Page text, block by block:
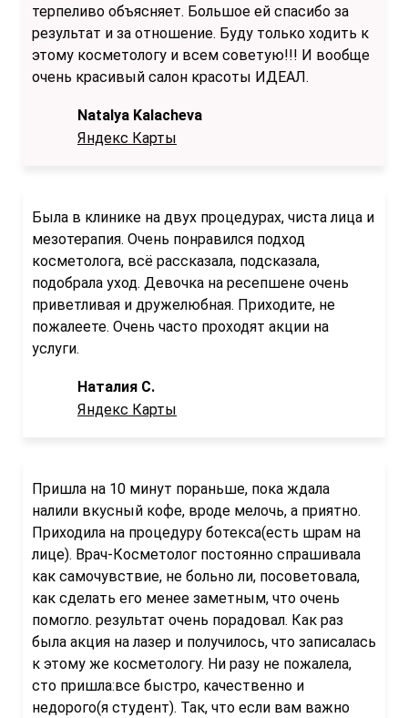
терпеливо объясняет. Большое ей спасибо за
результат и за отношение. Буду только ходить к
этому косметологу и всем советую!!! И вообще
очень красивый салон красоты ИДЕАЛ.
Natalya Kalacheva
Яндекс Карты
Была в клинике на двух процедурах, чиста лица и
мезотерапия. Очень понравился подход
косметолога, всё рассказала, подсказала,
подобрала уход. Девочка на ресепшене очень
приветливая и дружелюбная. Приходите, не
пожалеете. Очень часто проходят акции на
услуги.
Наталия С.
Яндекс Карты
Пришла на 10 минут пораньше, пока ждала
налили вкусный кофе, вроде мелочь, а приятно.
Приходила на процедуру ботекса(есть шрам на
лице). Врач-Косметолог постоянно спрашивала
как самочувствие, не больно ли, посоветовала,
как сделать его менее заметным, что очень
помогло. результат очень порадовал. Как раз
была акция на лазер и получилось, что записалась
к этому же косметологу. Ни разу не пожалела,
сто пришла:все быстро, качественно и
недорого(я студент). Так, что если вам важно